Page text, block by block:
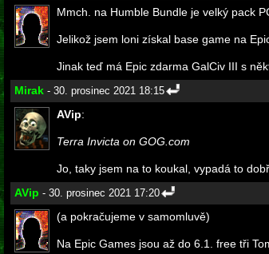
Mmch. na Humble Bundle je velký pack
Jelikož jsem loni získal base game na
Jinak teď má Epic zdarma GalCiv III s
Mirak - 30. prosinec 2021 18:15
AVip:
Terra Invicta on GOG.com
Jo, taky jsem na to koukal, vypadá to
AVip - 30. prosinec 2021 17:20
(a pokračujeme v samomluvě)
Na Epic Games jsou až do 6.1. free tři